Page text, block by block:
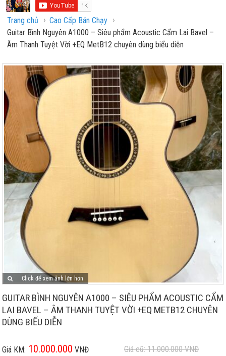
Trang chủ › Cao Cấp Bán Chạy ›
Guitar Bình Nguyên A1000 – Siêu phẩm Acoustic Cẩm Lai Bavel –
Âm Thanh Tuyệt Vời +EQ MetB12 chuyên dùng biểu diễn
Click để xem ảnh lớn hơn
GUITAR BÌNH NGUYÊN A1000 – SIÊU PHẨM ACOUSTIC CẨM
LAI BAVEL – ÂM THANH TUYỆT VỜI +EQ METB12 CHUYÊN
DÙNG BIỂU DIỄN
Giá KM: 10.000.000 VNĐ Giá cũ: 11.000.000VNĐ